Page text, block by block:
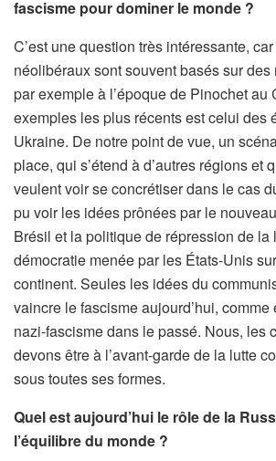
fascisme pour dominer le monde ?
C’est une question très intéressante,
néolibéraux sont souvent basés sur des
par exemple à l’époque de Pinochet au
exemples les plus récents est celui des
Ukraine. De notre point de vue, un
place, qui s’étend à d’autres régions et
veulent voir se concrétiser dans le cas
pu voir les idées prônées par le
Brésil et la politique de répression de la
démocratie menée par les États-Unis
continent. Seules les idées du
vaincre le fascisme aujourd’hui,
nazi-fascisme dans le passé. Nous, les
devons être à l’avant-garde de la lutte
sous toutes ses formes.
Quel est aujourd’hui le rôle de la
l’équilibre du monde ?